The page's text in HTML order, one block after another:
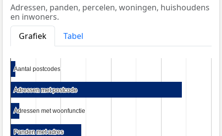
Adressen, panden, percelen, woningen, huishoudens
en inwoners.
Grafiek
Tabel
Aantal postcodes
Aantal postcodes
Adressen met postcode
Adressen met postcode
Adressen met woonfunctie
Adressen met woonfunctie
Panden met adres
Panden met adres